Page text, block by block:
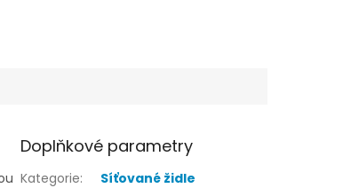
Doplňkové parametry
Kategorie:
Síťované židle